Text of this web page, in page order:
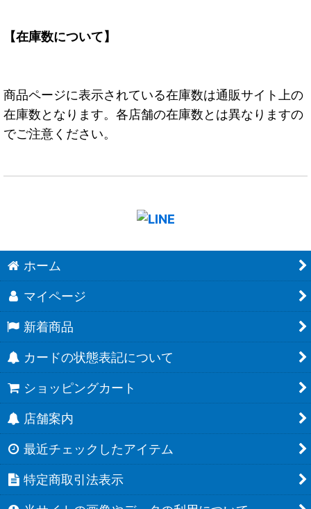
【在庫数について】
商品ページに表示されている在庫数は通販サイト上の
在庫数となります。各店舗の在庫数とは異なりますの
でご注意ください。
ホーム
マイページ
新着商品
カードの状態表記について
ショッピングカート
店舗案内
最近チェックしたアイテム
特定商取引法表示